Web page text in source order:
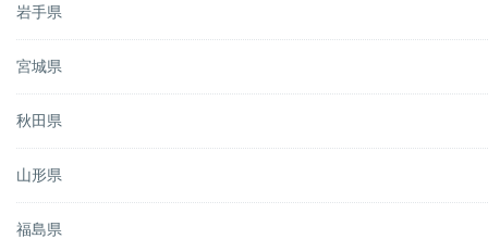
岩手県
宮城県
秋田県
山形県
福島県